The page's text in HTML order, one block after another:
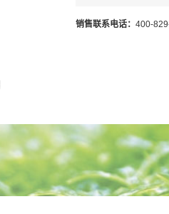
销售联系电话： 400-